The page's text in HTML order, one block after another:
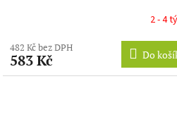
2 - 4
482 Kč bez DPH
583 Kč Do